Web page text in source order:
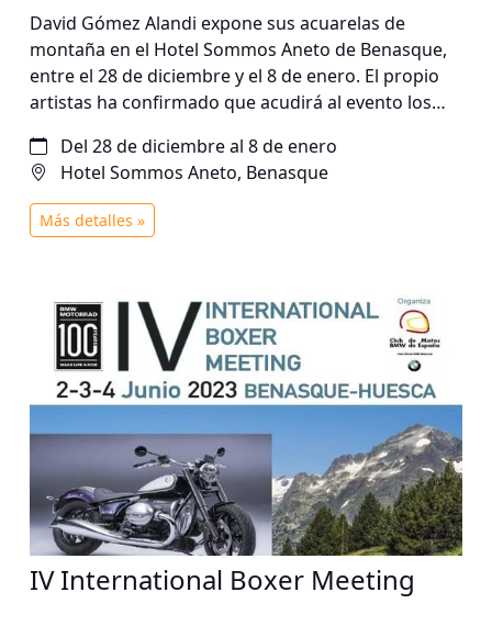
David Gómez Alandi expone sus acuarelas de
montaña en el Hotel Sommos Aneto de Benasque,
entre el 28 de diciembre y el 8 de enero. El propio
artistas ha confirmado que acudirá al evento los
Del 28 de diciembre al 8 de enero
Hotel Sommos Aneto, Benasque
Más detalles »
IV International Boxer Meeting